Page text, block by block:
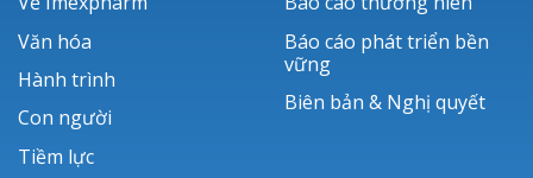
Văn hóa
Hành trình
Con người
Tiềm lực
Báo cáo phát triển bền
vững
Biên bản & Nghị quyết